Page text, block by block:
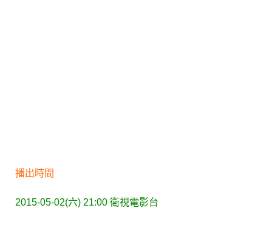
播出時間
2015-05-02(六) 21:00 衛視電影台